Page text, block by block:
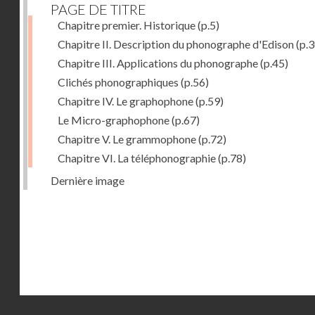
PAGE DE TITRE
Chapitre premier. Historique(p.5)
Chapitre II. Description du phonographe d'Edison
Chapitre III. Applications du phonographe(p.45)
Clichés phonographiques (p.56)
Chapitre IV. Le graphophone(p.59)
Le Micro-graphophone(p.67)
Chapitre V. Le grammophone(p.72)
Chapitre VI. La téléphonographie(p.78)
Dernière image